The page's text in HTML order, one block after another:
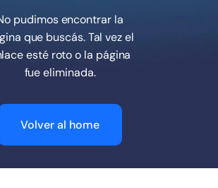
pudimos encontrar la
que buscás. Tal vez el
esté roto o la página
fue eliminada.
Volver al home